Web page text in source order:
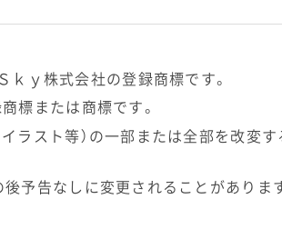
ｋｙ株式会社の登録商標です。
標または商標です。
ラスト等）の一部または全部を改変す
予告なしに変更されることがありま